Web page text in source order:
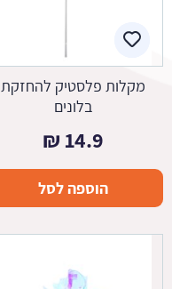
מקלות פלסטיק להחזקת
בלונים
14.9
₪
הוספה לסל